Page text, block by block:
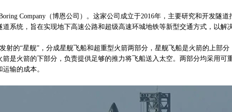
Company（博恩公司）。这家公司成立于2016年，主要研究和开发隧道
道系统，旨在实现地下高速公路和超级高速环城地铁等新型交通方式，以解
的“星舰”，分成星舰飞船和超重型火箭两部分，星舰飞船是火箭的上部分
箭是火箭的下部分，负责提供足够的推力将飞船送入太空。两部分均采用可
输的成本。